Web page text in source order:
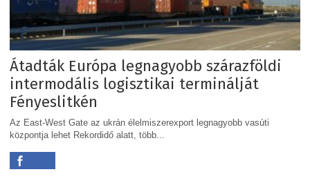
Átadták Európa legnagyobb szárazföldi
intermodális logisztikai terminálját
Fényeslitkén
Az East-West Gate az ukrán élelmiszerexport legnagyobb vasúti
központja lehet Rekordidő alatt, több...